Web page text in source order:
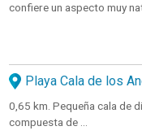
confiere un aspecto muy
Playa Cala de los
0,65 km. Pequeña cala de
compuesta de ...